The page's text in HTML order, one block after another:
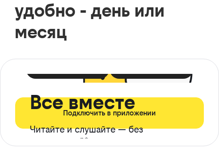
удобно - день или
месяц
Все вместе
Читайте и слушайте — без
ограничений*
Подключить в приложении